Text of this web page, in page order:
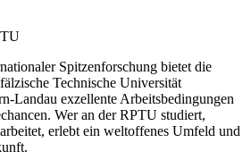
Spitzenforschung bietet die
Technische Universität
Landau exzellente Arbeitsbedingungen
Wer an der RPTU studiert,
erlebt ein weltoffenes Umfeld und